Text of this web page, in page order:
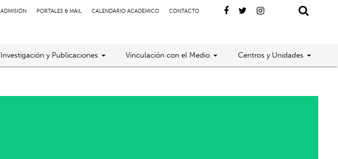
ADMISIÓN PORTALES & MAIL CALENDARIO ACADÉMICO CONTACTO
Investigación y Publicaciones Vinculación con el Medio Centros y Unidades